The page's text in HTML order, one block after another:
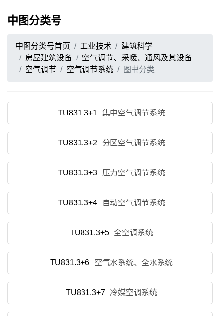
中图分类号
中图分类号首页 工业技术
建筑科学
房屋建筑设备
空气调节、采暖、通风及其设备
空气调节
空气调节系统 图书分类
TU831.3+1 集中空气调节系统
TU831.3+2 分区空气调节系统
TU831.3+3 压力空气调节系统
TU831.3+4 自动空气调节系统
TU831.3+5 全空调系统
TU831.3+6 空气水系统、全水系统
TU831.3+7 冷媒空调系统